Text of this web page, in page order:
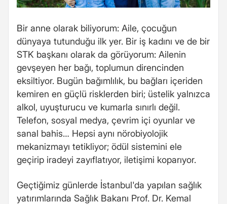
Bir anne olarak biliyorum: Aile, çocuğun
dünyaya tutunduğu ilk yer. Bir iş kadını ve de bir
STK başkanı olarak da görüyorum: Ailenin
gevşeyen her bağı, toplumun direncinden
eksiltiyor. Bugün bağımlılık, bu bağları içeriden
kemiren en güçlü risklerden biri; üstelik yalnızca
alkol, uyuşturucu ve kumarla sınırlı değil.
Telefon, sosyal medya, çevrim içi oyunlar ve
sanal bahis… Hepsi aynı nörobiyolojik
mekanizmayı tetikliyor; ödül sistemini ele
geçirip iradeyi zayıflatıyor, iletişimi koparıyor.
Geçtiğimiz günlerde İstanbul'da yapılan sağlık
yatırımlarında Sağlık Bakanı Prof. Dr. Kemal